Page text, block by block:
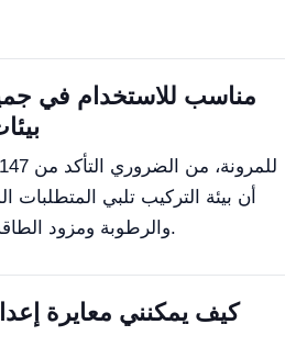
أن بيئة التركيب تلبي المتطلبات
والرطوبة ومزود الطاقة لتحقيق الأداء الأمثل.
كيف يمكنني معايرة